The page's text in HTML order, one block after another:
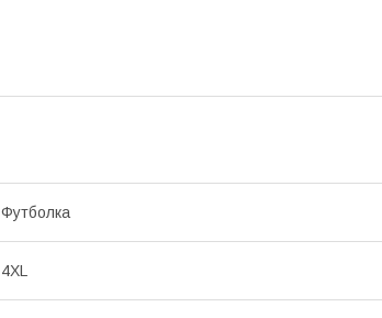
Футболка
4XL